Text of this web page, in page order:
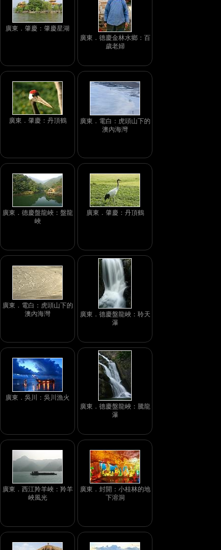
廣東．肇慶：肇慶星湖
廣東．德慶金林水鄉：百
歲老婦
廣東．肇慶：丹頂鶴
廣東．電白：虎頭山下的
澳內海灣
廣東．德慶盤龍峽：盤龍
峽
廣東．肇慶：丹頂鶴
廣東．電白：虎頭山下的
澳內海灣
廣東．德慶盤龍峽：聆天
瀑
廣東．吳川：吳川漁火
廣東．德慶盤龍峽：騰龍
瀑
廣東．西江羚羊峽：羚羊
峽風光
廣東．封開：小桂林的地
下溶洞